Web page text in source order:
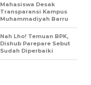
Mahasiswa Desak
Transparansi Kampus
Muhammadiyah Barru
Nah Lho! Temuan BPK,
Dishub Parepare Sebut
Sudah Diperbaiki